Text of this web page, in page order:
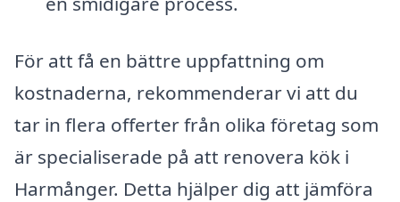
För att få en bättre uppfattning om
kostnaderna, rekommenderar vi att du
tar in flera offerter från olika företag som
är specialiserade på att renovera kök i
Harmånger. Detta hjälper dig att jämföra